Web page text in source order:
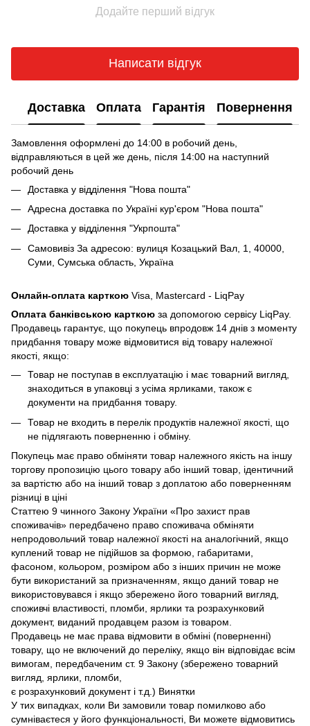
Додайте перший відгук
Написати відгук
Доставка Оплата Гарантія Повернення
Замовлення оформлені до 14:00 в робочий день,
відправляються в цей же день, після 14:00 на наступний
робочий день
Доставка у відділення "Нова пошта"
Адресна доставка по Україні кур'єром "Нова пошта"
Доставка у відділення "Укрпошта"
Самовивіз За адресою: вулиця Козацький Вал, 1, 40000,
Суми, Сумська область, Україна
Онлайн-оплата карткою Visa, Mastercard - LiqPay
Оплата банківською карткою за допомогою сервісу LiqPay.
Продавець гарантує, що покупець впродовж 14 днів з моменту
придбання товару може відмовитися від товару належної
якості, якщо:
Товар не поступав в експлуатацію і має товарний вигляд,
знаходиться в упаковці з усіма ярликами, також є
документи на придбання товару.
Товар не входить в перелік продуктів належної якості, що
не підлягають поверненню і обміну.
Покупець має право обміняти товар належного якість на іншу
торгову пропозицію цього товару або інший товар, ідентичний
за вартістю або на інший товар з доплатою або поверненням
різниці в ціні
Статтею 9 чинного Закону України «Про захист прав
споживачів» передбачено право споживача обміняти
непродовольчий товар належної якості на аналогічний, якщо
куплений товар не підійшов за формою, габаритами,
фасоном, кольором, розміром або з інших причин не може
бути використаний за призначенням, якщо даний товар не
використовувався і якщо збережено його товарний вигляд,
споживчі властивості, пломби, ярлики та розрахунковий
документ, виданий продавцем разом із товаром.
Продавець не має права відмовити в обміні (поверненні)
товару, що не включений до переліку, якщо він відповідає всім
вимогам, передбаченим ст. 9 Закону (збережено товарний
вигляд, ярлики, пломби,
є розрахунковий документ і т.д.) Винятки
У тих випадках, коли Ви замовили товар помилково або
сумніваєтеся у його функціональності, Ви можете відмовитись